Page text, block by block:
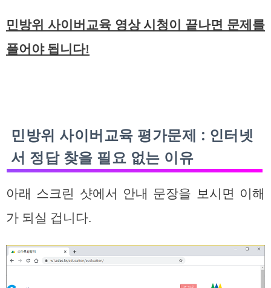
민방위 사이버교육 영상 시청이 끝나면 문제를
풀어야 됩니다!
민방위 사이버교육 평가문제 : 인터넷
서 정답 찾을 필요 없는 이유
아래 스크린 샷에서 안내 문장을 보시면 이해
가 되실 겁니다.